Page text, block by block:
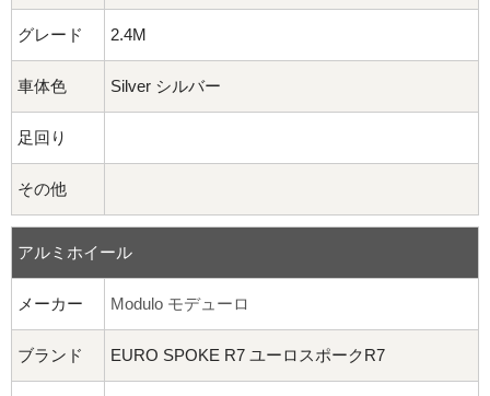
スチール鉄ホイール
持ち込み交換工賃
グレード 2.4M
車体色 Silver シルバー
足回り
その他
アルミホイール
メーカー Modulo モデューロ
ブランド EURO SPOKE R7 ユーロスポークR7